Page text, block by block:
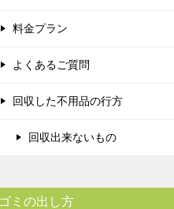
料金プラン
よくあるご質問
回収した不用品の行方
回収出来ないもの
ゴミの出し方